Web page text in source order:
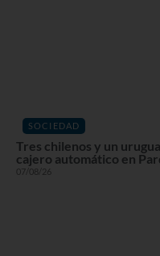
SOCIEDAD
Tres chilenos y un
cajero automático en
07/08/26